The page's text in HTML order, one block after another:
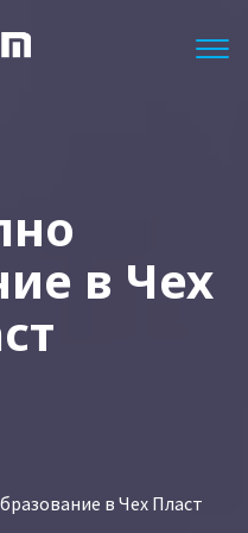
в Чех
в Чех Пласт